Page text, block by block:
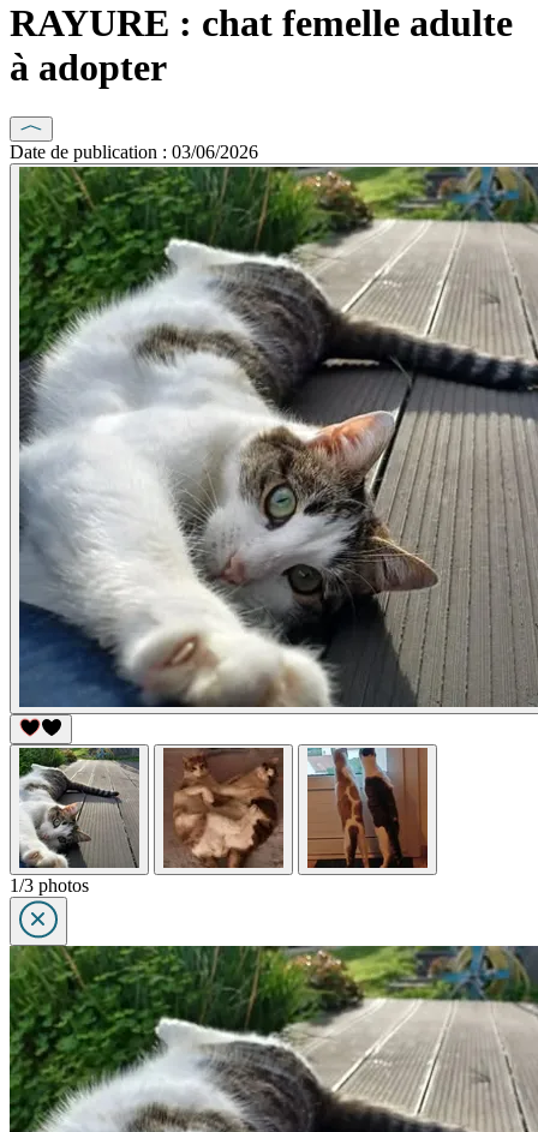
RAYURE : chat femelle adulte
à adopter
Date de publication : 03/06/2026
1/3 photos